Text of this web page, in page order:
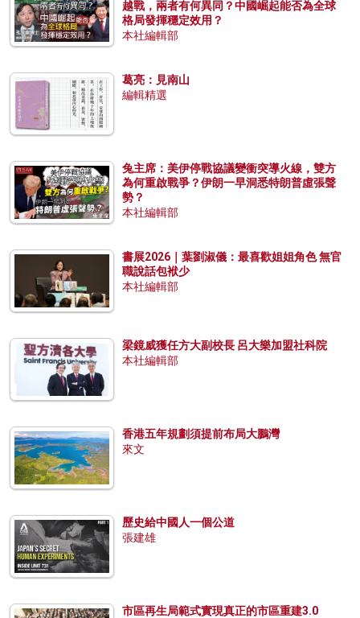
越戰，兩者有何異同？中國崛起能否為全球
格局發揮穩定效用？
本社編輯部
葛亮：見南山
編輯精選
兔主席：美伊停戰協議變衝突導火線，雙方
為何重啟戰爭？伊朗一早洞悉特朗普虛張聲
勢？
本社編輯部
書展2026｜葉劉淑儀：最喜歡姐姐角色 無官
職說話包袱少
本社編輯部
梁鏡威獲任方大副校長 呂大樂加盟社科院
本社編輯部
香港五年規劃須提前布局大鵬灣
來文
歷史給中國人一個公道
張建雄
市區再生局範式實現真正的市區重建3.0